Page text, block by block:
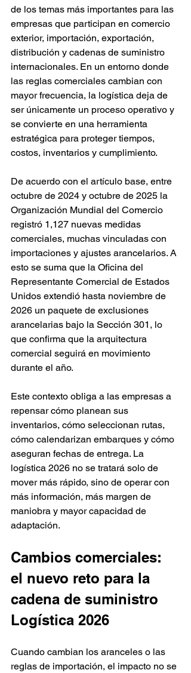
de los temas más importantes para las
empresas que participan en comercio
exterior, importación, exportación,
distribución y cadenas de suministro
internacionales. En un entorno donde
las reglas comerciales cambian con
mayor frecuencia, la logística deja de
ser únicamente un proceso operativo y
se convierte en una herramienta
estratégica para proteger tiempos,
costos, inventarios y cumplimiento.
De acuerdo con el artículo base, entre
octubre de 2024 y octubre de 2025 la
Organización Mundial del Comercio
registró 1,127 nuevas medidas
comerciales, muchas vinculadas con
importaciones y ajustes arancelarios. A
esto se suma que la Oficina del
Representante Comercial de Estados
Unidos extendió hasta noviembre de
2026 un paquete de exclusiones
arancelarias bajo la Sección 301, lo
que confirma que la arquitectura
comercial seguirá en movimiento
durante el año.
Este contexto obliga a las empresas a
repensar cómo planean sus
inventarios, cómo seleccionan rutas,
cómo calendarizan embarques y cómo
aseguran fechas de entrega. La
logística 2026 no se tratará solo de
mover más rápido, sino de operar con
más información, más margen de
maniobra y mayor capacidad de
adaptación.
Cambios comerciales:
el nuevo reto para la
cadena de suministro
Logística 2026
Cuando cambian los aranceles o las
reglas de importación, el impacto no se